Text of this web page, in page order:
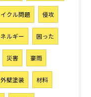
イクル問題 侵攻
ルギー 困った
災害 豪雨
外壁塗装 材料